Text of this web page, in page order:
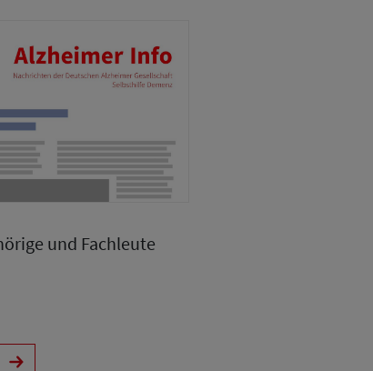
und Fachleute